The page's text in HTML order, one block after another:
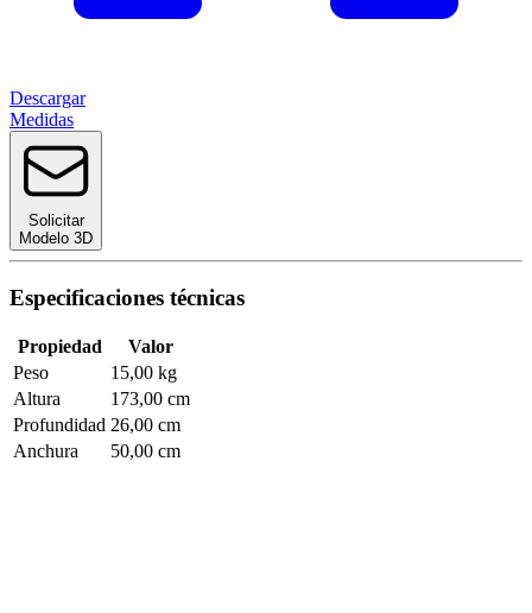
Descargar
Medidas
Solicitar
Modelo 3D
Especificaciones técnicas
Propiedad
Valor
Peso
15,00 kg
Altura
173,00 cm
Profundidad 26,00 cm
Anchura
50,00 cm